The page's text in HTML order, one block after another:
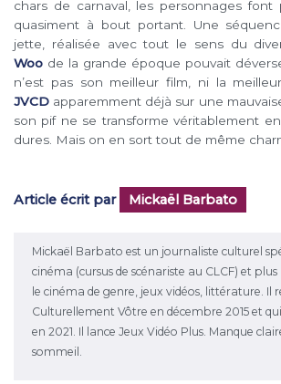
chars de carnaval, les personnages font
quasiment à bout portant. Une
jette, réalisée avec tout le sens du
Woo de la grande époque pouvait
n’est pas son meilleur film, ni la
JVCD apparemment déjà sur une
son pif ne se transforme véritablement
dures. Mais on en sort tout de même
Article écrit par Mickaël Barbato
Mickaël Barbato est un journaliste culturel
cinéma (cursus de scénariste au CLCF) et
le cinéma de genre, jeux vidéos, littérature. Il
Culturellement Vôtre en décembre 2015 et
en 2021. Il lance Jeux Vidéo Plus. Manque
sommeil.